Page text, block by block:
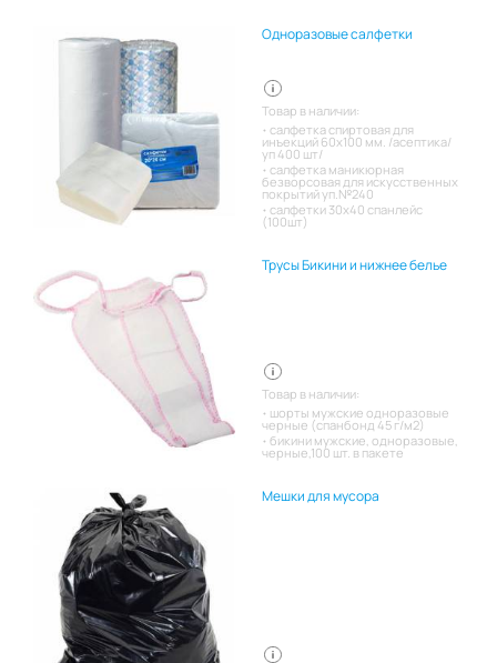
Одноразовые салфетки
Товар в наличии:
салфетка спиртовая для
инъекций 60х100 мм. /асептика/
уп 400 шт/
салфетка маникюрная
безворсовая для искусственных
покрытий уп.№240
салфетки 30х40 спанлейс
(100шт)
Трусы Бикини и нижнее белье
Товар в наличии:
шорты мужские одноразовые
черные (спанбонд 45 г/м2)
бикини мужские, одноразовые,
черные,100 шт. в пакете
Мешки для мусора